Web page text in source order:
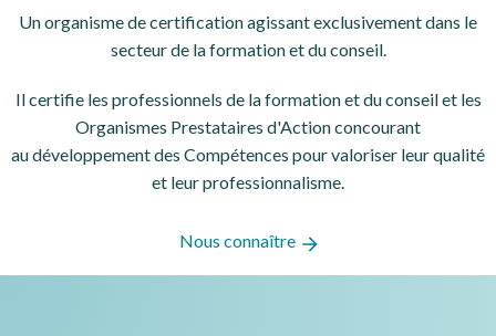
Un organisme de certificationagissant exclusivement dans le
secteur de la formation et du conseil.
Il certifie les professionnels de la formation et du conseil et les
Organismes Prestataires d'Action concourant
au développement des Compétences pour valoriser leur qualité
et leur professionnalisme.
Nous connaître